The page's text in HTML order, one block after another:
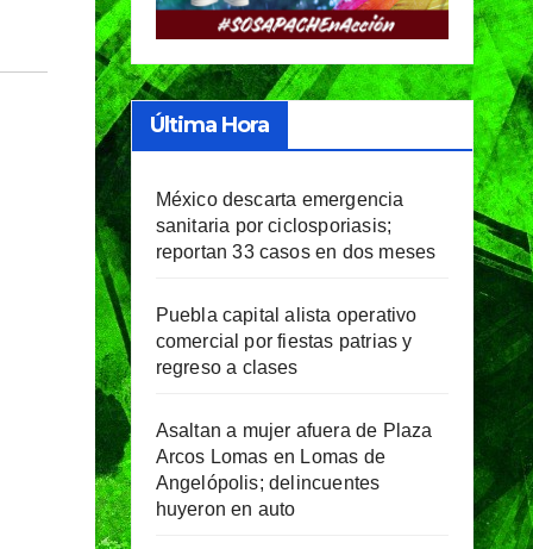
Última Hora
México descarta emergencia
sanitaria por ciclosporiasis;
reportan 33 casos en dos meses
Puebla capital alista operativo
comercial por fiestas patrias y
regreso a clases
Asaltan a mujer afuera de Plaza
Arcos Lomas en Lomas de
Angelópolis; delincuentes
huyeron en auto